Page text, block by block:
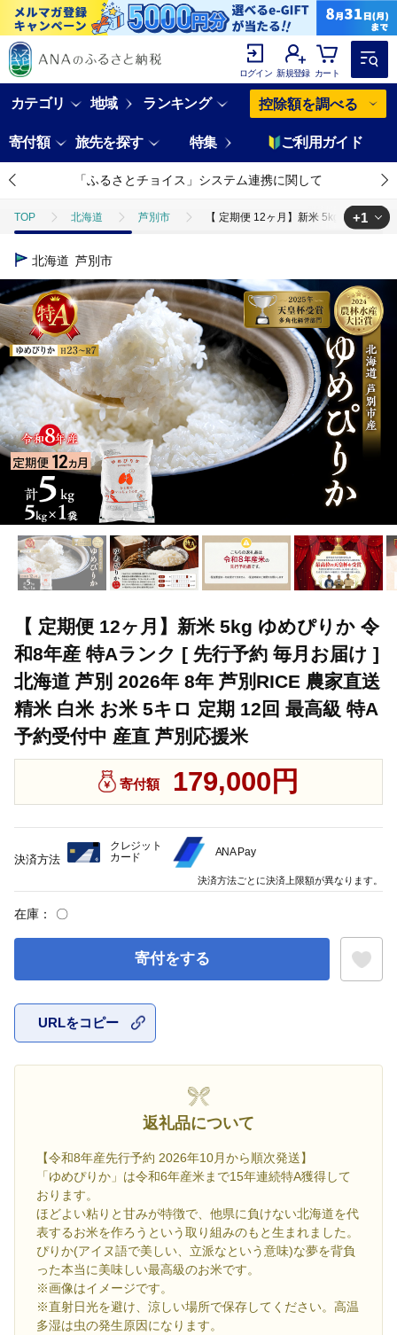
ログイン 新規登録 カート
カテゴリ 地域 ランキング 控除額を調べる
寄付額 旅先を探す 特集 ご利用ガイド
「ふるさとチョイス」システム連携に関して
TOP 北海道 芦別市 【 定期便 12ヶ月】新米 5kg ゆめぴり
TOP
+1
北海道 芦別市
【 定期便 12ヶ月】新米 5kg ゆめぴりか 令
和8年産 特Aランク [ 先行予約 毎月お届け ]
北海道 芦別 2026年 8年 芦別RICE 農家直送
精米 白米 お米 5キロ 定期 12回 最高級 特A
予約受付中 産直 芦別応援米
寄付額 179,000円
在庫： 〇
寄付をする
URLをコピー
返礼品について
【令和8年産先行予約 2026年10月から順次発送】
「ゆめぴりか」は令和6年産米まで15年連続特A獲得して
おります。
ほどよい粘りと甘みが特徴で、他県に負けない北海道を代
表するお米を作ろうという取り組みのもと生まれました。
ぴりか(アイヌ語で美しい、立派なという意味)な夢を背負
った本当に美味しい最高級のお米です。
※画像はイメージです。
※直射日光を避け、涼しい場所で保存してください。高温
多湿は虫の発生原因になります。
決済方法
クレジット
カード
ANA Pay
決済方法ごとに決済上限額が異なります。